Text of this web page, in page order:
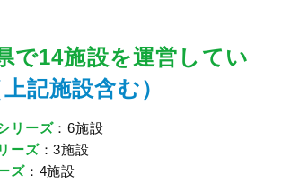
で14施設を運営してい
上記施設含む）
リーズ：6施設
ーズ：3施設
ズ：4施設